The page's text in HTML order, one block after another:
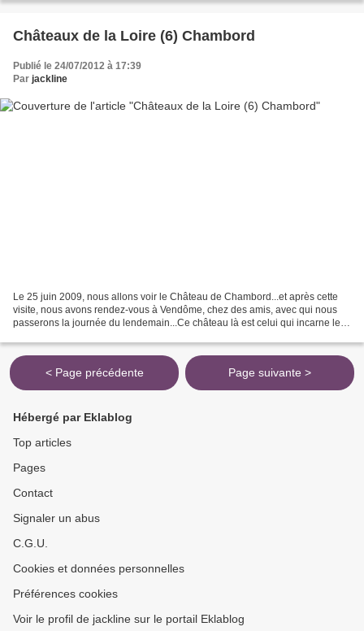
Châteaux de la Loire (6) Chambord
Publié le 24/07/2012 à 17:39
Par jackline
Le 25 juin 2009, nous allons voir le Château de Chambord...et après cette
visite, nous avons rendez-vous à Vendôme, chez des amis, avec qui nous
passerons la journée du lendemain...Ce château là est celui qui incarne le
< Page précédente Page suivante >
Hébergé par Eklablog
Top articles
Pages
Contact
Signaler un abus
C.G.U.
Cookies et données personnelles
Préférences cookies
Voir le profil de jackline sur le portail Eklablog